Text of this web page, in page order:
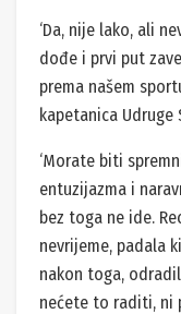
‘Da, nije lako, ali
dođe i prvi put
prema našem
kapetanica Udruge
‘Morate biti
entuzijazma i
bez toga ne ide.
nevrijeme, padala
nakon toga,
nećete to raditi, ni